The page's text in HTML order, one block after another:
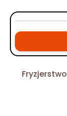
Fryzjerstwo